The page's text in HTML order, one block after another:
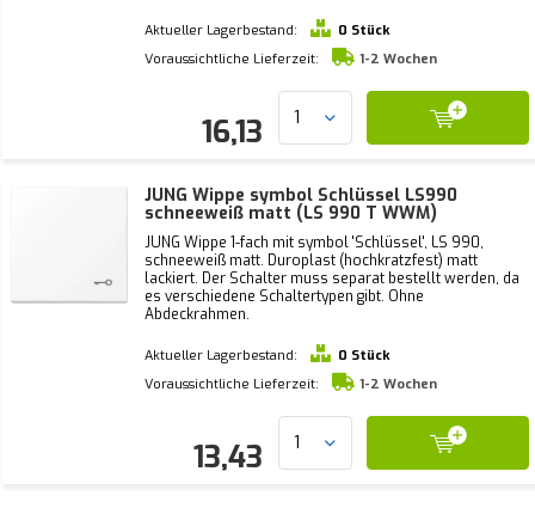
Aktueller Lagerbestand:
0 Stück
Voraussichtliche Lieferzeit:
1-2 Wochen
16,13
JUNG Wippe symbol Schlüssel LS990
schneeweiß matt (LS 990 T WWM)
JUNG Wippe 1-fach mit symbol 'Schlüssel', LS 990,
schneeweiß matt. Duroplast (hochkratzfest) matt
lackiert. Der Schalter muss separat bestellt werden, da
es verschiedene Schaltertypen gibt. Ohne
Abdeckrahmen.
Aktueller Lagerbestand:
0 Stück
Voraussichtliche Lieferzeit:
1-2 Wochen
13,43